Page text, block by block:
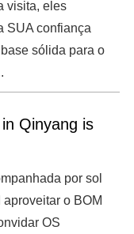
visita, eles
SUA confiança
sólida para o
Qinyang is
por sol
o BOM
OS